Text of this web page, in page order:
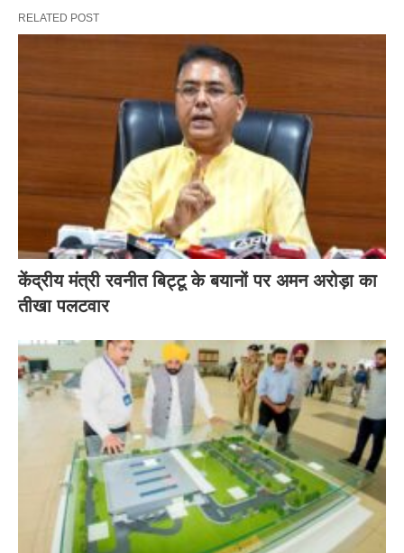
RELATED POST
केंद्रीय मंत्री रवनीत बिट्टू के बयानों पर अमन अरोड़ा का
तीखा पलटवार